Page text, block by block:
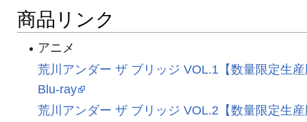
商品リンク
アニメ
荒川アンダー ザ ブリッジ VOL.1【数量限定生
Blu-ray
荒川アンダー ザ ブリッジ VOL.2【数量限定生